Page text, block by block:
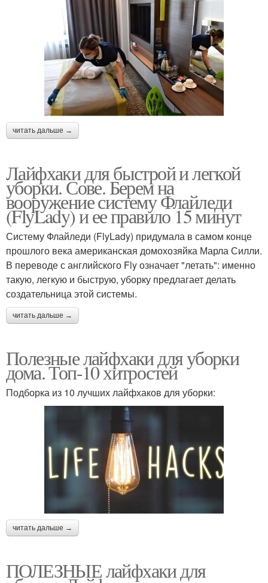
читать дальше →
Лайфхаки для быстрой и легкой
уборки. Сове. Берем на
вооружение систему Флайледи
(FlyLady) и ее правило 15 минут
Систему Флайледи (FlyLady) придумала в самом конце
прошлого века американская домохозяйка Марла Силли.
В переводе с английского Fly означает "летать": именно
такую, легкую и быструю, уборку предлагает делать
создательница этой системы.
читать дальше →
Полезные лайфхаки для уборки
дома. Топ-10 хитростей
Подборка из 10 лучших лайфхаков для уборки:
читать дальше →
ПОЛЕЗНЫЕ лайфхаки для